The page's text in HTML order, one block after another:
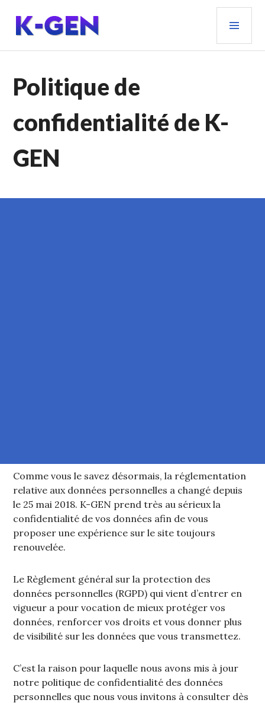
contenu
principal
K-GEN
Politique de
confidentialité de K-
GEN
Comme vous le savez désormais, la réglementation
relative aux données personnelles a changé depuis
le 25 mai 2018. K-GEN prend très au sérieux la
confidentialité de vos données afin de vous
proposer une expérience sur le site toujours
renouvelée.
Le Règlement général sur la protection des
données personnelles (RGPD) qui vient d’entrer en
vigueur a pour vocation de mieux protéger vos
données, renforcer vos droits et vous donner plus
de visibilité sur les données que vous transmettez.
C’est la raison pour laquelle nous avons mis à jour
notre politique de confidentialité des données
personnelles que nous vous invitons à consulter dès